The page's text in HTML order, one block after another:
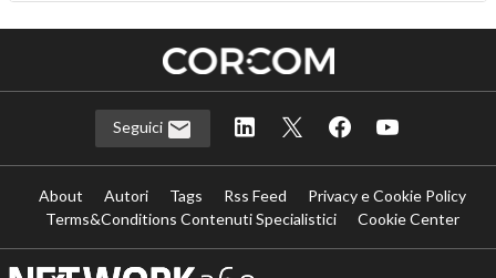
Seguici
About Autori Tags Rss Feed
Privacy e Cookie Policy
Terms&Conditions Contenuti Specialistici
Cookie Center